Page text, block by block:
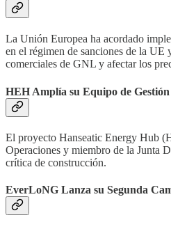
La Unión Europea ha acordado
en el régimen de sanciones de la UE
comerciales de GNL y afectar los
HEH Amplía su Equipo de Gestión
El proyecto Hanseatic Energy Hub
Operaciones y miembro de la Junta
crítica de construcción.
EverLoNG Lanza su Segunda